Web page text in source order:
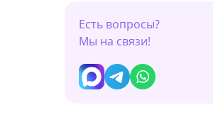
Есть вопросы?
Мы на связи!